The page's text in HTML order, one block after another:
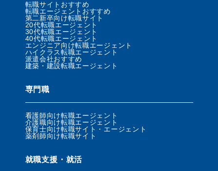
転職サイトおすすめ
転職エージェントおすすめ
第二新卒向け転職サイト
20代転職エージェント
30代転職エージェント
40代転職エージェント
エンジニア向け転職エージェント
ハイクラス転職エージェント
派遣会社おすすめ
建築・建設転職エージェント
専門職
看護師向け転職エージェント
介護職向け転職エージェント
保育士向け転職サイト・エージェント
薬剤師向け転職サイト
就職支援・就活